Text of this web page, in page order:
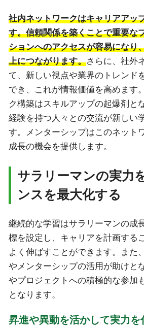
社内ネットワークはキャリアアッ
す。信頼関係を築くことで重要な
ションへのアクセスが容易になり
上につながります。さらに、社外
て、新しい視点や業界のトレンド
でき、これが情報価値を高めます
ク構築はスキルアップの起爆剤と
経験を持つ人々との交流が新しい
す。メンターシップはこのネット
成長の機会を提供します。
サラリーマンの実力
ンスを最大化する
継続的な学習はサラリーマンの成
標を設定し、キャリアを計画する
よく伸ばすことができます。また
やメンターシップの活用が助けと
やプロジェクトへの積極的な参加
となります。
昇進や異動を活かして実力を